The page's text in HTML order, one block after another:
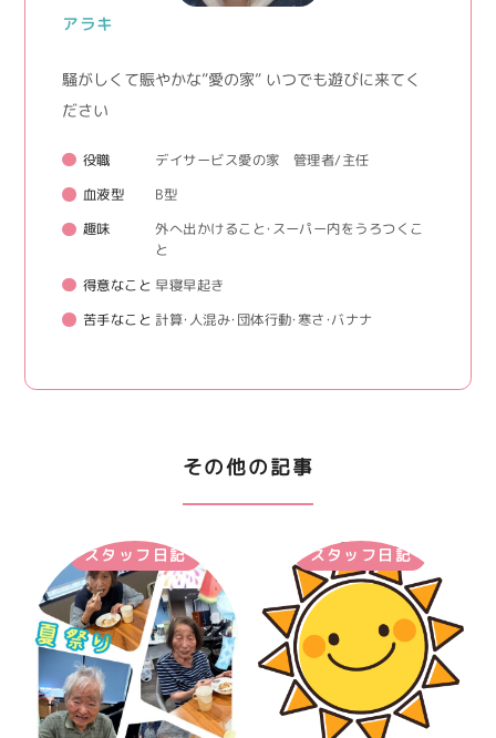
アラキ
騒がしくて賑やかな”愛の家” いつでも遊びに来てく
ださい
役職 デイサービス愛の家 管理者/主任
血液型 B型
趣味
外へ出かけること・スーパー内をうろつくこ
と
得意なこと 早寝早起き
苦手なこと 計算・人混み・団体行動・寒さ・バナナ
その他の記事
スタッフ日記 スタッフ日記